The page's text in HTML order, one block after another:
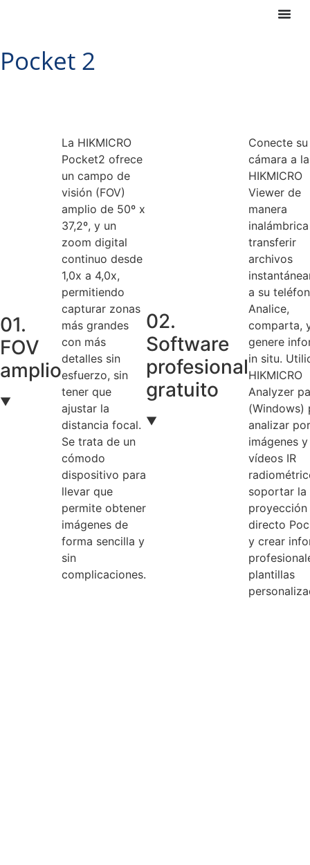
Pocket 2
01.
FOV
amplio
▼
La HIKMICRO
Pocket2 ofrece
un campo de
visión (FOV)
amplio de 50º x
37,2º, y un
zoom digital
continuo desde
1,0x a 4,0x,
permitiendo
capturar zonas
más grandes
con más
detalles sin
esfuerzo, sin
tener que
ajustar la
distancia focal.
Se trata de un
cómodo
dispositivo para
llevar que
permite obtener
imágenes de
forma sencilla y
sin
complicaciones.
02.
Software
profesional
gratuito
▼
Conecte su
cámara a
HIKMICRO
Viewer de
manera
transferir
archivos
a su
Analice,
comparta,
genere
in situ.
HIKMICRO
Analyzer
(Windows)
analizar
imágenes y
vídeos IR
soportar la
proyección
directo
y crear
plantillas